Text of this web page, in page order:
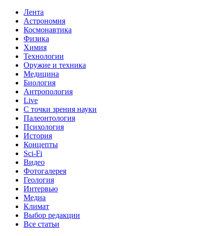
Лента
Астрономия
Космонавтика
Физика
Химия
Технологии
Оружие и техника
Медицина
Биология
Антропология
Live
С точки зрения науки
Палеонтология
Психология
История
Концепты
Sci-Fi
Видео
Фотогалерея
Геология
Интервью
Медиа
Климат
Выбор редакции
Все статьи